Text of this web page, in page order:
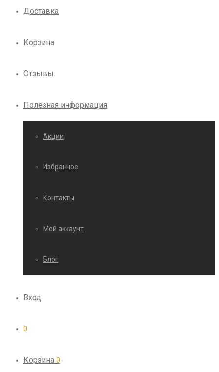
Доставка
Корзина
Отзывы
Полезная информация
Акции
Избранное
Контакты
Мой аккаунт
Блог
Вход
0
Корзина 0